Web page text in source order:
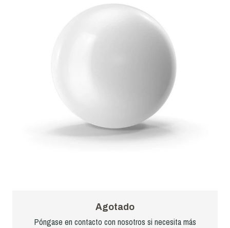
Agotado
Póngase en contacto con nosotros si necesita más